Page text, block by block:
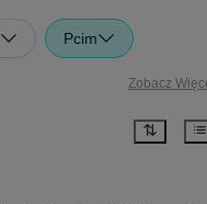
Pcim
Zobacz